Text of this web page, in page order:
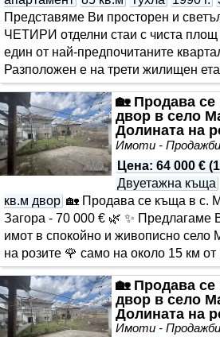
Представяме Ви просторен и
ЧЕТИРИ отделни стаи с чиста
един от най-предпочитаните
Разположен е на трети жилищен
🏡 Продава
двор в село
Долината на
кв.м. двор
Имоти -
Цена: 64 000 € (
Двуетажна къща
кв.м двор 🏡 Продава се къща в с.
Загора - 70 000 € 🌿 ✨ Предлагаме
имот в спокойно и живописно село
на розите 🌹 само на около 15 км
🏡 Продава
двор в село
Долината на
кв.м.
Имоти -